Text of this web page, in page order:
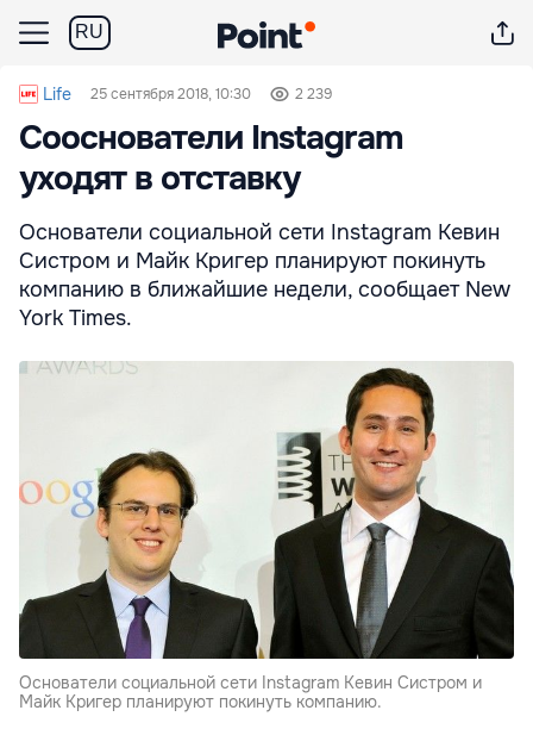
RU
Life 25 сентября 2018, 10:30 2 239
Сооснователи Instagram
уходят в отставку
Основатели социальной сети Instagram Кевин
Систром и Майк Кригер планируют покинуть
компанию в ближайшие недели, сообщает New
York Times.
Основатели социальной сети Instagram Кевин Систром и
Майк Кригер планируют покинуть компанию.